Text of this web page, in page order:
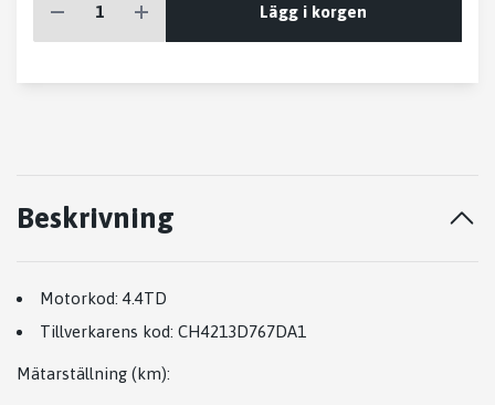
Lägg i korgen
Beskrivning
Motorkod: 4.4TD
Tillverkarens kod: CH4213D767DA1
Mätarställning (km):